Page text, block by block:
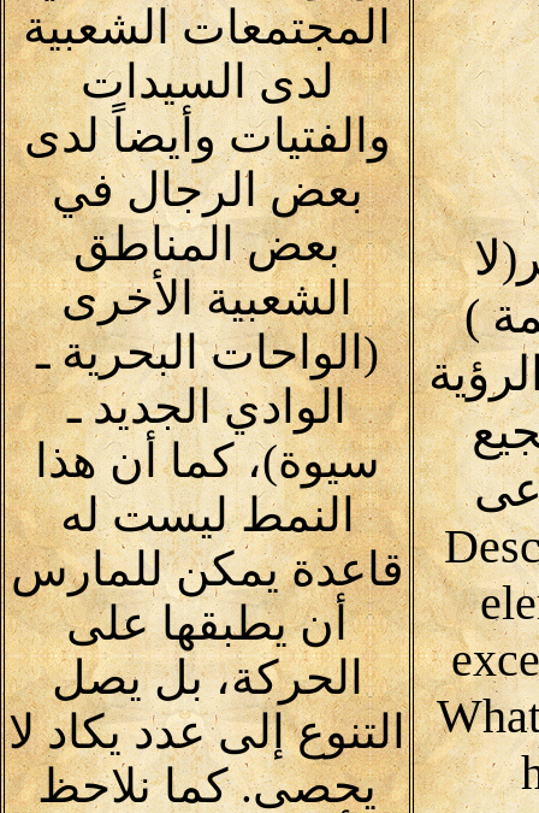
كلمة )
المجتمعات الشعبية
لدى السيدات
والفتيات وأيضاً لدى
بعض الرجال في
بعض المناطق
الشعبية الأخرى
(الواحات البحرية ـ
الوادي الجديد ـ
سيوة)، كما أن هذا
النمط ليست له
قاعدة يمكن للمارس
أن يطبقها على
الحركة، بل يصل
التنوع إلى عدد يكاد لا
يحصى. كما نلاحظ